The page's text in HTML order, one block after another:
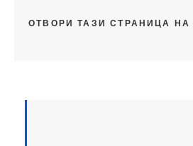
ОТВОРИ ТАЗИ СТРАНИЦА НА